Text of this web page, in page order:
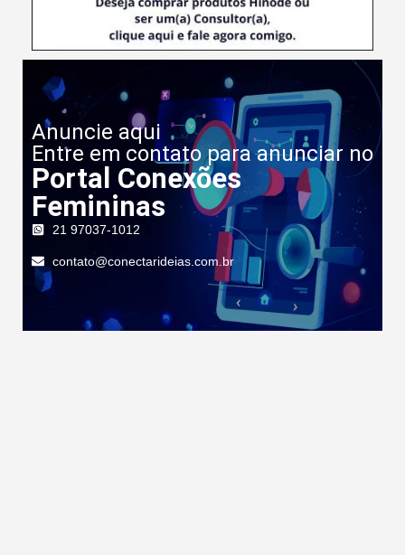
Anuncie aqui
Entre em contato para anunciar no
Portal Conexões
Femininas
21 97037-1012
contato@conectarideias.com.br